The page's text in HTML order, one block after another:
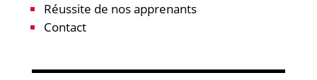
Réussite de nos apprenants
Contact